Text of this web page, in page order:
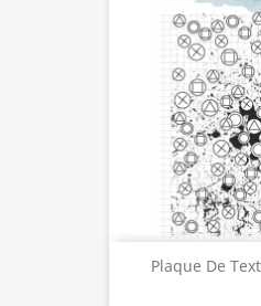
Plaque De